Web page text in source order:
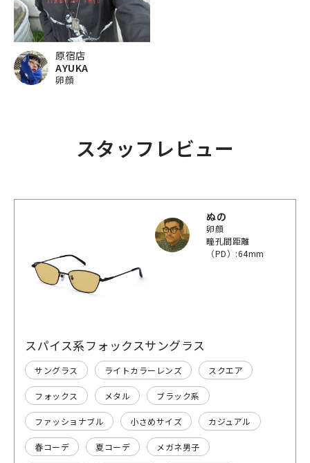
原宿店
AYUKA
卵顔
スタッフレビュー
ぬの
卵顔
瞳孔間距離
（PD）:64mm
スパイス系フォックスサングラス
サングラス ライトカラーレンズ スクエア
フォックス メタル ブラック系
ファッショナブル 小さめサイズ カジュアル
春コーデ 夏コーデ メガネ男子